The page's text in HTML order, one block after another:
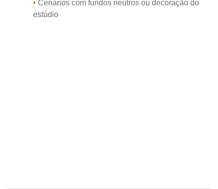
• Cenários com fundos neutros ou decoração do
estúdio